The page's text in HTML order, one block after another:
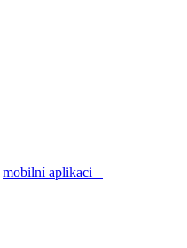
mobilní aplikaci –